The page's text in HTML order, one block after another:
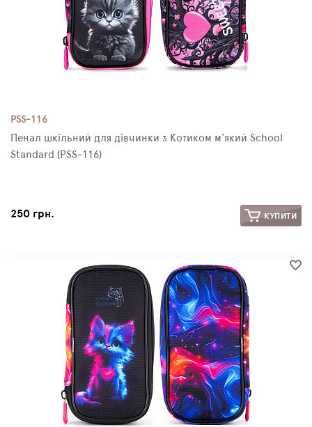
PSS-116
Пенал шкільний для дівчинки з Котиком м'який School
Standard (PSS-116)
250 грн. КУПИТИ